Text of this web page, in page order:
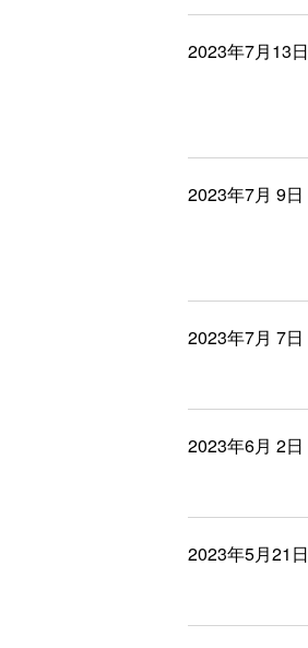
2023年7月13日
2023年7月 9日
2023年7月 7日
2023年6月 2日
2023年5月21日